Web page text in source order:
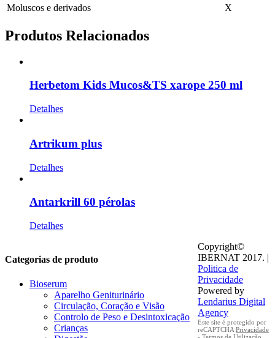
Moluscos e derivados
X
Produtos Relacionados
Herbetom Kids Mucos&TS xarope 250 ml
Detalhes
Artrikum plus
Detalhes
Antarkrill 60 pérolas
Detalhes
Categorias de produto
Bioserum
Aparelho Geniturinário
Circulação, Coração e Visão
Controlo de Peso e Desintoxicação
Crianças
Copyright©
IBERNAT 2017. |
Politica de
Privacidade
Powered by
Lendarius Digital
Agency
Este site é protegido por
reCAPTCHA Privacidade